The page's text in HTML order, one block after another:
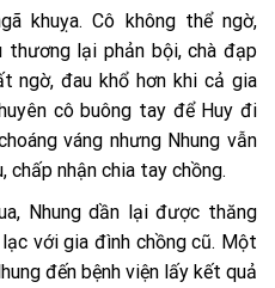
khuỵa. Cô không thể ngờ,
lại phản bội, chà đạp
ngờ, đau khổ hơn khi cả gia
cô buông tay để Huy đi
váng nhưng Nhung vẫn
nhận chia tay chồng.
Nhung dần lại được thăng
với gia đình chồng cũ. Một
đến bệnh viện lấy kết quả